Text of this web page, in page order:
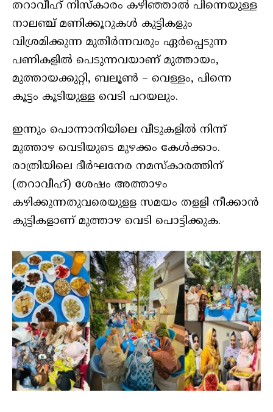
തറാവീഹ് നിസ്കാരം കഴിഞ്ഞാൽ പിന്നെയുള്ള
നാലഞ്ച് മണിക്കൂറുകൾ കുട്ടികളും
വിശ്രമിക്കുന്ന മുതിർന്നവരും ഏർപ്പെടുന്ന
പണികളിൽ പെടുന്നവയാണ് മുത്തായം,
മുത്തായക്കുറ്റി, ബലൂൺ – വെള്ളം, പിന്നെ
കൂട്ടം കൂടിയുള്ള വെടി പറയലും.
ഇന്നും പൊന്നാനിയിലെ വീടുകളില്‍ നിന്ന്
മുത്താഴ വെടിയുടെ മുഴക്കം കേള്‍ക്കാം.
രാത്രിയിലെ ദീര്‍ഘനേര നമസ്‌കാരത്തിന്
(തറാവീഹ്) ശേഷം അത്താഴം
കഴിക്കുന്നതുവരെയുളള സമയം തളളി നീക്കാന്‍
കുട്ടികളാണ് മുത്താഴ വെടി പൊട്ടിക്കുക.